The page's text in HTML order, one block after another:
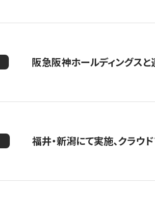
阪急阪神ホールディングスと
福井・新潟にて実施、クラウ